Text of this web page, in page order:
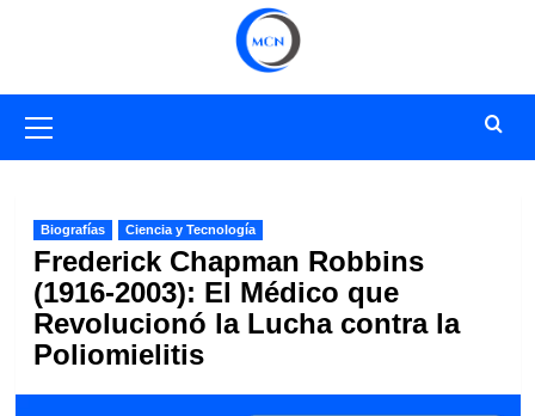
primario
Biografías Ciencia y Tecnología
Frederick Chapman Robbins
(1916-2003): El Médico que
Revolucionó la Lucha contra la
Poliomielitis